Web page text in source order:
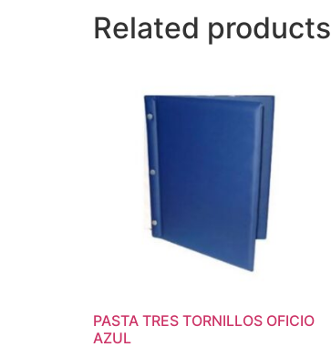
Related products
PASTA TRES TORNILLOS OFICIO
AZUL